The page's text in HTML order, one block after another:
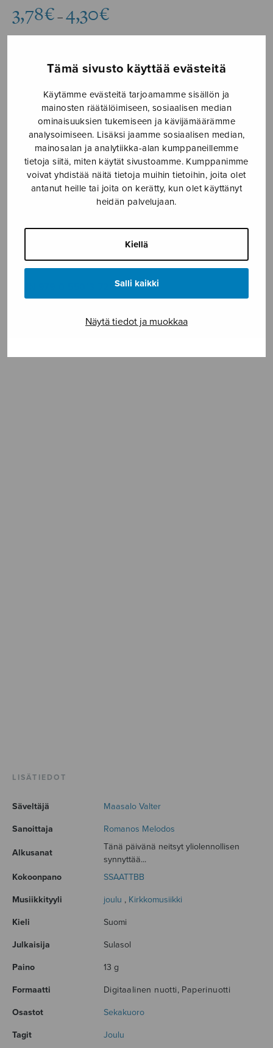
Tämä sivusto käyttää evästeitä
Käytämme evästeitä tarjoamamme sisällön ja
mainosten räätälöimiseen, sosiaalisen median
ominaisuuksien tukemiseen ja kävijämäärämme
analysoimiseen. Lisäksi jaamme sosiaalisen median,
mainosalan ja analytiikka-alan kumppaneillemme
tietoja siitä, miten käytät sivustoamme. Kumppanimme
voivat yhdistää näitä tietoja muihin tietoihin, joita olet
antanut heille tai joita on kerätty, kun olet käyttänyt
heidän palvelujaan.
Kiellä
Salli kaikki
Näytä tiedot ja muokkaa
3,78€ – 4,30€
-
Formaatti
Joulupäivän
kontakki
määrä
LISÄÄ
OSTOSKORIIN
Tuotetunnus (SKU):S2726
Avainsana tuotteelleJoulu
Lauluyhtye Lumen Valolle. Kesto 4’30”
ISMN 979-0-55013-726-4
SELAA NUOTTIA
LISÄTIEDOT
Säveltäjä Maasalo Valter
Sanoittaja Romanos Melodos
Alkusanat
Tänä päivänä neitsyt yliolennollisen
synnyttää...
Kokoonpano
SSAATTBB
Musiikkityyli joulu , Kirkkomusiikki
Kieli Suomi
Julkaisija Sulasol
Paino 13 g
Formaatti Digitaalinen nuotti, Paperinuotti
Osastot Sekakuoro
Tagit Joulu